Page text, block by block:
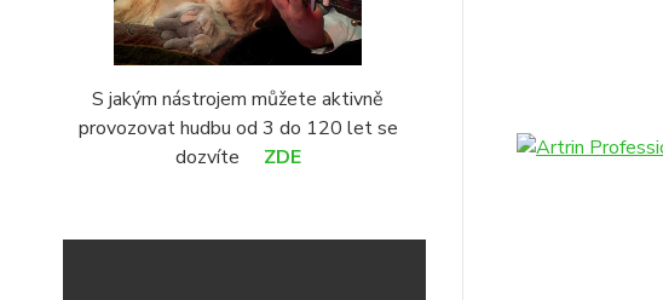
S jakým nástrojem můžete aktivně
provozovat hudbu od 3 do 120 let se
dozvíte ZDE